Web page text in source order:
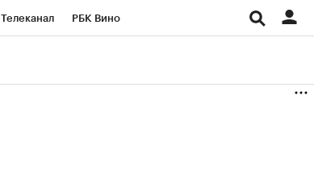
Телеканал РБК Вино